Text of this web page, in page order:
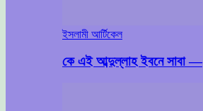
ইসলামী আর্টিকেল
কে এই আব্দুল্লাহ ইবনে সাবা —